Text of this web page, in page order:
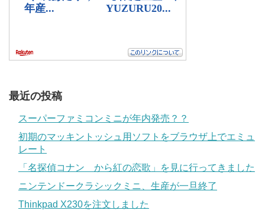
最近の投稿
スーパーファミコンミニが年内発売？？
初期のマッキントッシュ用ソフトをブラウザ上でエミュ
レート
「名探偵コナン から紅の恋歌」を見に行ってきました
ニンテンドークラシックミニ、生産が一旦終了
Thinkpad X230を注文しました